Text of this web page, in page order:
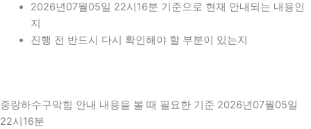
2026년07월05일 22시16분 기준으로 현재 안내되는 내용인
지
진행 전 반드시 다시 확인해야 할 부분이 있는지
중랑하수구막힘 안내 내용을 볼 때 필요한 기준 2026년07월05일
22시16분